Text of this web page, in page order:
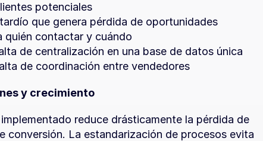
potenciales
que genera pérdida de oportunidades
quién contactar y cuándo
de centralización en una base de datos única
de coordinación entre vendedores
y crecimiento
reduce drásticamente la pérdida de
conversión. La estandarización de procesos evita